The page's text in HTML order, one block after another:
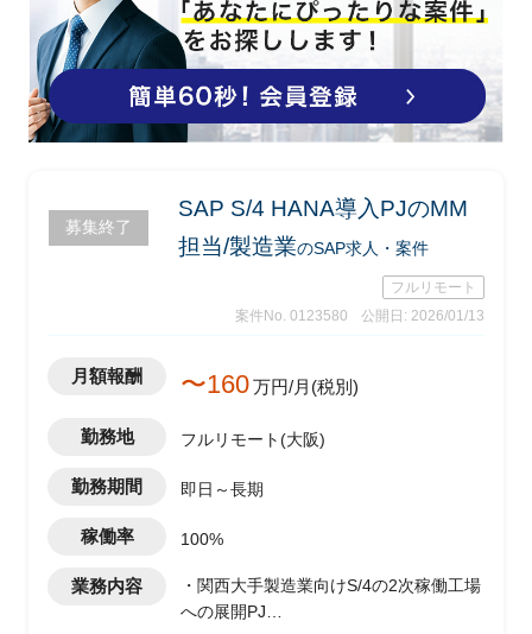
募集終了
SAP S/4 HANA導入PJのMM
担当/製造業のSAP求人・案件
フルリモート
案件No. 0123580
公開日: 2026/01/13
月額報酬 〜160万円/月(税別)
勤務地 フルリモート(大阪)
勤務期間 即日～長期
稼働率 100%
業務内容
・関西大手製造業向けS/4の2次稼働工場
への展開PJ